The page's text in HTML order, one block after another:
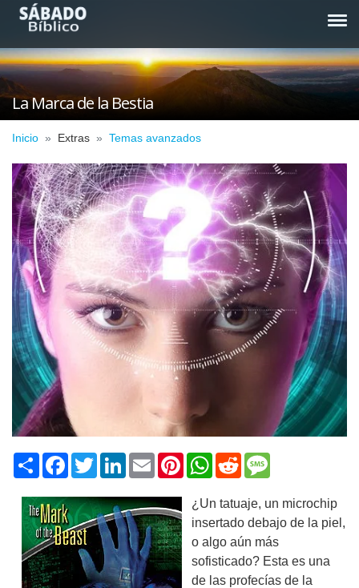
La Marca de la Bestia
Inicio Extras Temas avanzados
ShareFacebookTwitterLinkedIn
EmailPinterestWhatsApp
Reddit
¿Un tatuaje, un microchip
insertado debajo de la piel,
o algo aún más
sofisticado? Esta es una
de las profecías de la